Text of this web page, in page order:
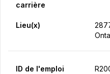
carrière
Lieu(x)
ID de l'emploi